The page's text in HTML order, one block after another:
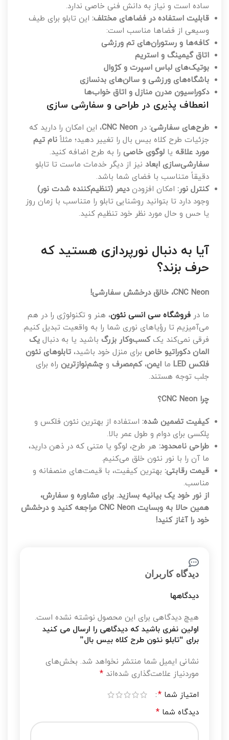
ساده است و نیاز به دانش فنی خاصی ندارد.
قابلیت استفاده در فضاهای مختلف: این تابلو برای طیف
وسیعی از فضاها مناسب است:
کافه‌ها و رستوران‌های تم ورزشی
اتاق گیمینگ و استریم
بوتیک‌های لباس اسپرت و کژوال
باشگاه‌های ورزشی و سالن‌های بدنسازی
دکوراسیون مدرن منازل و اتاق خواب‌ها
انعطاف پذیری در طراحی و سفارشی سازی
طرح‌های سفارشی: در CNC Neon، این امکان را دارید که
جزئیات طرح کلاه بیس بال را تغییر دهید؛ مثلاً نام تیم
مورد علاقه یا لوگوی خاصی را به طرح اضافه کنید.
سفارشی‌سازی ابعاد نیز از دیگر خدمات ماست تا تابلو
دقیقاً متناسب با فضای شما باشد.
کنترل نور: امکان افزودندیمر (تنظیم‌کننده شدت نور)
وجود دارد تا بتوانید روشنایی تابلو را متناسب با زمان روز
یا حس و حال مورد نظر خود تنظیم کنید.
آیا به دنبال نورپردازی هستید که
حرف بزند؟
CNC Neon، خالق درخشش سفارشی!
ما در فروشگاه سی انسی نئون، هنر و تکنولوژی را در هم
می‌آمیزیم تا رؤیاهای نوری شما را به واقعیت تبدیل کنیم.
فرقی نمی‌کند یککسب‌وکار بزرگ باشید یا به دنبال یک
المان دکوراتیو خاص برای منزل خود باشید، تابلوهای نئون
فلکس LED
ما ایمن،کم‌مصرف و چشم‌نوازترین راه برای
جلب توجه هستند.
چرا CNC Neon؟
کیفیت تضمین شده: استفاده از بهترین نئون فلکس و
پلکسی برای دوام و طول عمر بالا.
طراحی نامحدود: هر طرح، لوگو یا متنی که در ذهن دارید،
ما آن را با نور نئون خلق می‌کنیم.
قیمت رقابتی: بهترین کیفیت، با قیمت‌های منصفانه و
مناسب.
از نور خود یک بیانیه بسازید. برای مشاوره و سفارش،
همین حالا به وبسایت CNC Neon مراجعه کنید و درخشش
خود را آغاز کنید!
دیدگاه کاربران
دیدگاهها
هیچ دیدگاهی برای این محصول نوشته نشده است.
اولین نفری باشید که دیدگاهی را ارسال می کنید
برای “تابلو نئون طرح کلاه بیس بال”
نشانی ایمیل شما منتشر نخواهد شد. بخش‌های
موردنیاز علامت‌گذاری شده‌اند *
امتیاز شما *
دیدگاه شما *